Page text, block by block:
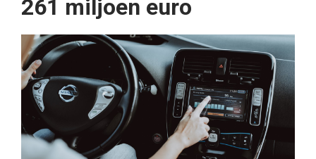
261 miljoen euro